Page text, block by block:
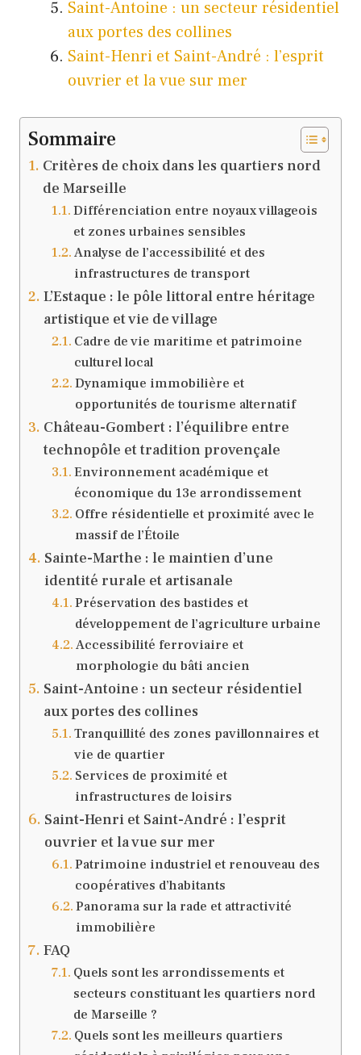
Saint-Antoine : un secteur résidentiel
aux portes des collines
Saint-Henri et Saint-André : l’esprit
ouvrier et la vue sur mer
Sommaire
Critères de choix dans les quartiers nord
de Marseille
Différenciation entre noyaux villageois
et zones urbaines sensibles
Analyse de l’accessibilité et des
infrastructures de transport
L’Estaque : le pôle littoral entre héritage
artistique et vie de village
Cadre de vie maritime et patrimoine
culturel local
Dynamique immobilière et
opportunités de tourisme alternatif
Château-Gombert : l’équilibre entre
technopôle et tradition provençale
Environnement académique et
économique du 13e arrondissement
Offre résidentielle et proximité avec le
massif de l’Étoile
Sainte-Marthe : le maintien d’une
identité rurale et artisanale
Préservation des bastides et
développement de l’agriculture urbaine
Accessibilité ferroviaire et
morphologie du bâti ancien
Saint-Antoine : un secteur résidentiel
aux portes des collines
Tranquillité des zones pavillonnaires et
vie de quartier
Services de proximité et
infrastructures de loisirs
Saint-Henri et Saint-André : l’esprit
ouvrier et la vue sur mer
Patrimoine industriel et renouveau des
coopératives d’habitants
Panorama sur la rade et attractivité
immobilière
FAQ
Quels sont les arrondissements et
secteurs constituant les quartiers nord
de Marseille ?
Quels sont les meilleurs quartiers